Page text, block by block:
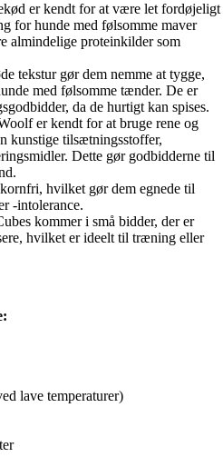
er kendt for at være let fordøjeligt
for hunde med følsomme maver
almindelige proteinkilder som
tekstur gør dem nemme at tygge,
med følsomme tænder. De er
da de hurtigt kan spises.
er kendt for at bruge rene og
kunstige tilsætningsstoffer,
Dette gør godbidderne til
hvilket gør dem egnede til
-intolerance.
kommer i små bidder, der er
hvilket er ideelt til træning eller
lave temperaturer)